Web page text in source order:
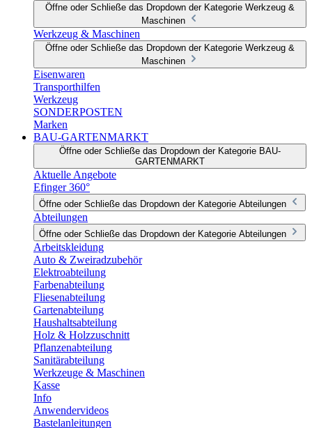
Öffne oder Schließe das Dropdown der Kategorie Werkzeug &
Maschinen
Werkzeug & Maschinen
Öffne oder Schließe das Dropdown der Kategorie Werkzeug &
Maschinen
Eisenwaren
Transporthilfen
Werkzeug
SONDERPOSTEN
Marken
BAU-GARTENMARKT
Öffne oder Schließe das Dropdown der Kategorie BAU-
GARTENMARKT
Aktuelle Angebote
Efinger 360°
Öffne oder Schließe das Dropdown der Kategorie Abteilungen
Abteilungen
Öffne oder Schließe das Dropdown der Kategorie Abteilungen
Arbeitskleidung
Auto & Zweiradzubehör
Elektroabteilung
Farbenabteilung
Fliesenabteilung
Gartenabteilung
Haushaltsabteilung
Holz & Holzzuschnitt
Pflanzenabteilung
Sanitärabteilung
Werkzeuge & Maschinen
Kasse
Info
Anwendervideos
Bastelanleitungen